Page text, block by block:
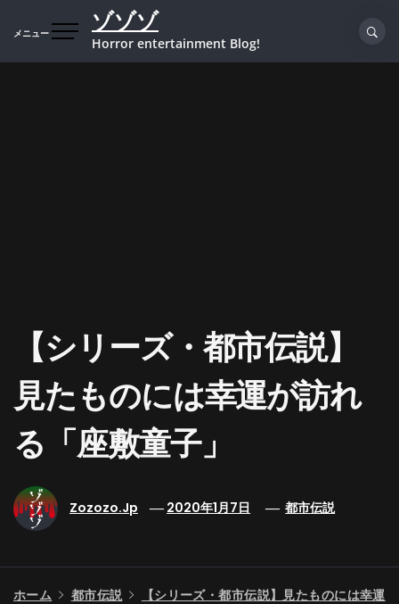
メニュー ゾゾゾ
Horror entertainment Blog!
【シリーズ・都市伝説】
見たものには幸運が訪れ
る「座敷童子」
Zozozo.jp 2020年1月7日 都市伝説
ホーム 都市伝説
【シリーズ・都市伝説】見たものには幸運